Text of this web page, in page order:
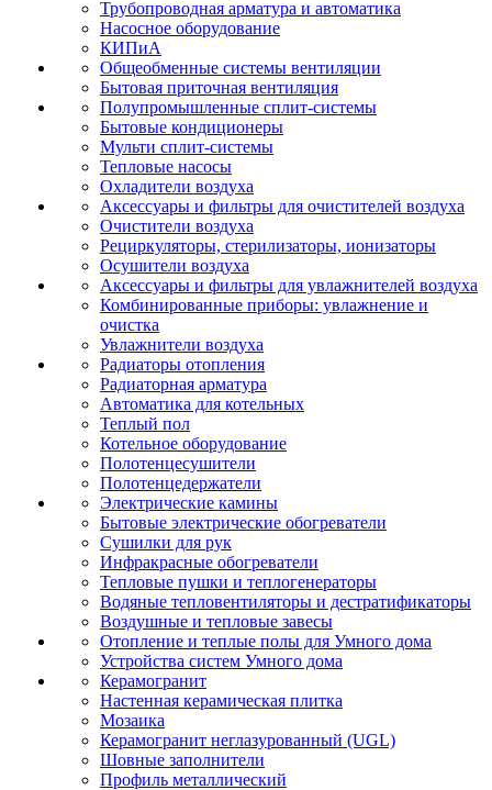
Трубопроводная арматура и автоматика
Насосное оборудование
КИПиА
Общеобменные системы вентиляции
Бытовая приточная вентиляция
Полупромышленные сплит-системы
Бытовые кондиционеры
Мульти сплит-системы
Тепловые насосы
Охладители воздуха
Аксессуары и фильтры для очистителей воздуха
Очистители воздуха
Рециркуляторы, стерилизаторы, ионизаторы
Осушители воздуха
Аксессуары и фильтры для увлажнителей воздуха
Комбинированные приборы: увлажнение и
очистка
Увлажнители воздуха
Радиаторы отопления
Радиаторная арматура
Автоматика для котельных
Теплый пол
Котельное оборудование
Полотенцесушители
Полотенцедержатели
Электрические камины
Бытовые электрические обогреватели
Сушилки для рук
Инфракрасные обогреватели
Тепловые пушки и теплогенераторы
Водяные тепловентиляторы и дестратификаторы
Воздушные и тепловые завесы
Отопление и теплые полы для Умного дома
Устройства систем Умного дома
Керамогранит
Настенная керамическая плитка
Мозаика
Керамогранит неглазурованный (UGL)
Шовные заполнители
Профиль металлический